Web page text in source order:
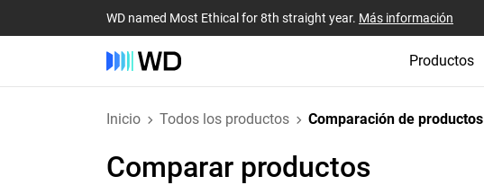
WD named Most Ethical for 8th straight year. Más información
Productos
Inicio Todos los productos Comparación de productos
Comparar productos